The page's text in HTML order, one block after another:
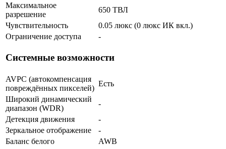
Максимальное
разрешение
650 ТВЛ
Чувствительность
0.05 люкс (0 люкс ИК вкл.)
Ограничение доступа
-
Системные возможности
AVPC (автокомпенсация
повреждённых пикселей)
Есть
Широкий динамический
диапазон (WDR)
-
Детекция движения
-
Зеркальное отображение
-
Баланс белого
AWB